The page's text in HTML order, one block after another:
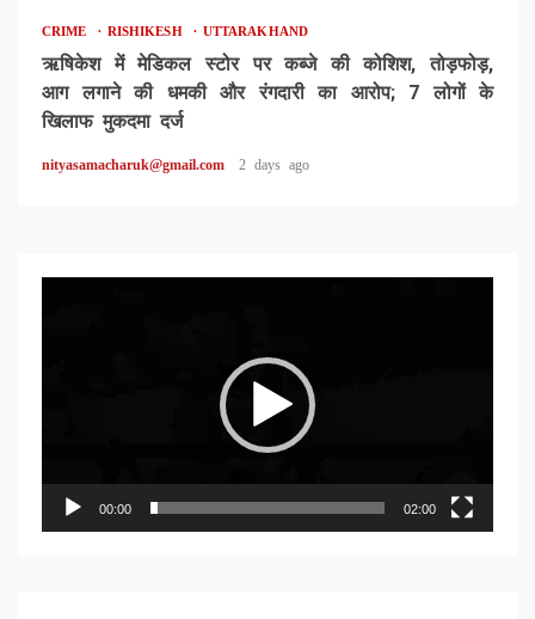
CRIME RISHIKESH UTTARAKHAND
ऋषिकेश में मेडिकल स्टोर पर कब्जे की कोशिश, तोड़फोड़,
आग लगाने की धमकी और रंगदारी का आरोप; 7 लोगों के
खिलाफ मुकदमा दर्ज
nityasamacharuk@gmail.com 2 days ago
00:00 02:00